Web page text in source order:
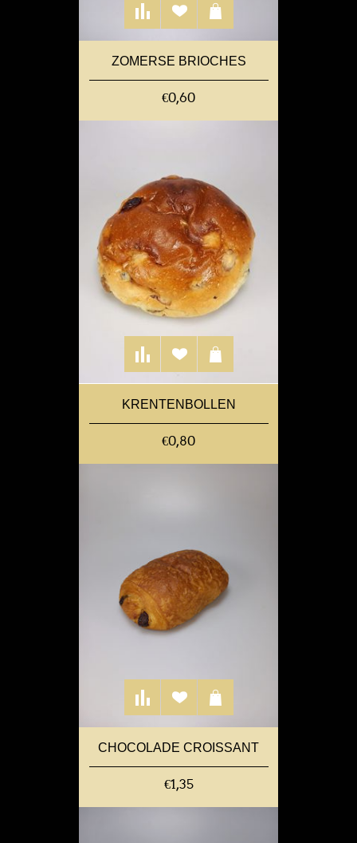
ZOMERSE BRIOCHES
€0,60
KRENTENBOLLEN
€0,80
CHOCOLADE CROISSANT
€1,35